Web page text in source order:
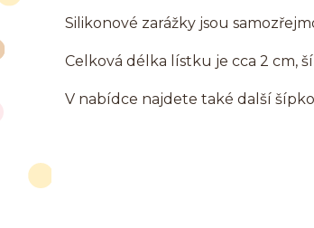
Silikonové zarážky jsou
Celková délka lístku je cca 2 cm,
V nabídce najdete také další